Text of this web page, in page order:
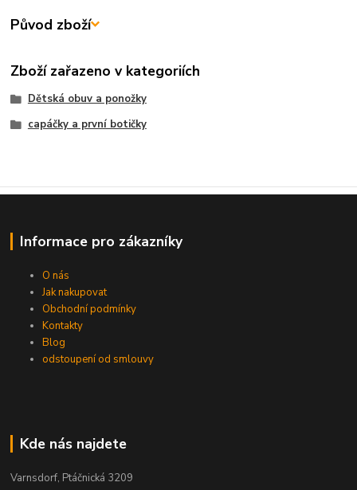
Původ zboží
Zboží zařazeno v kategoriích
Dětská obuv a ponožky
capáčky a první botičky
Informace pro zákazníky
O nás
Jak nakupovat
Obchodní podmínky
Kontakty
Blog
odstoupení od smlouvy
Kde nás najdete
Varnsdorf, Ptáčnická 3209